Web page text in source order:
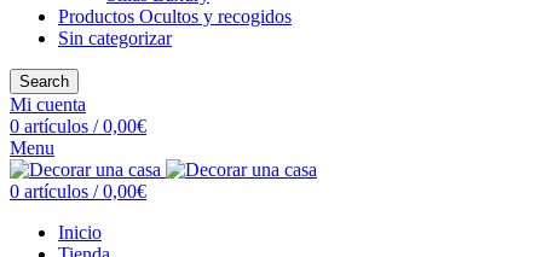
Productos Ocultos y recogidos
Sin categorizar
Search
Mi cuenta
0 artículos / 0,00€
Menu
0 artículos / 0,00€
Inicio